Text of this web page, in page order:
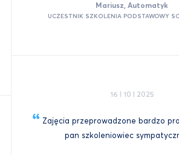
Mariusz, Automatyk
UCZESTNIK SZKOLENIA PODSTAWOWY
16 I 10 I 2025
Zajęcia przeprowadzone bardzo
pan szkoleniowiec